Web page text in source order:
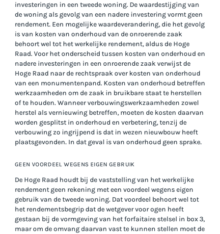
investeringen in een tweede woning. De waardestijging van
de woning als gevolg van een nadere investering vormt geen
rendement. Een mogelijke waardeverandering, die het gevolg
is van kosten van onderhoud van de onroerende zaak
behoort wel tot het werkelijke rendement, aldus de Hoge
Raad. Voor het onderscheid tussen kosten van onderhoud en
nadere investeringen in een onroerende zaak verwijst de
Hoge Raad naar de rechtspraak over kosten van onderhoud
van een monumentenpand. Kosten van onderhoud betreffen
werkzaamheden om de zaak in bruikbare staat te herstellen
of te houden. Wanneer verbouwingswerkzaamheden zowel
herstel als vernieuwing betreffen, moeten de kosten daarvan
worden gesplitst in onderhoud en verbetering, tenzij de
verbouwing zo ingrijpend is dat in wezen nieuwbouw heeft
plaatsgevonden. In dat geval is van onderhoud geen sprake.
GEEN VOORDEEL WEGENS EIGEN GEBRUIK
De Hoge Raad houdt bij de vaststelling van het werkelijke
rendement geen rekening met een voordeel wegens eigen
gebruik van de tweede woning. Dat voordeel behoort wel tot
het rendementsbegrip dat de wetgever voor ogen heeft
gestaan bij de vormgeving van het forfaitaire stelsel in box 3,
maar om de omvang daarvan vast te kunnen stellen moet de